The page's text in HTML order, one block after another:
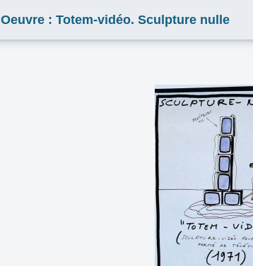
Oeuvre : Totem-vidéo. Sculpture nulle